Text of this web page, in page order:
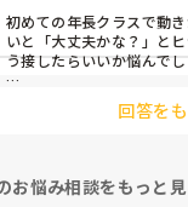
にも悩みます。
初めての年長クラスで動
いと「大丈夫かな？」と
う接したらいいか悩んで
後輩側は「何が分からな
り、「こんなこと聞いた
待つスタイルから一歩踏
〇の件、どこまで進んだ
回答を
お悩み相談をもっと